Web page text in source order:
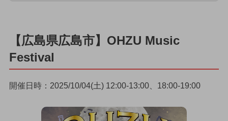
【広島県広島市】OHZU Music
Festival
開催日時：2025/10/04(土) 12:00-13:00、18:00-19:00